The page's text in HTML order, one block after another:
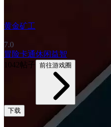
黄金矿工
7.0
冒险卡通休闲益智
1042帖子
前往游戏圈
下载